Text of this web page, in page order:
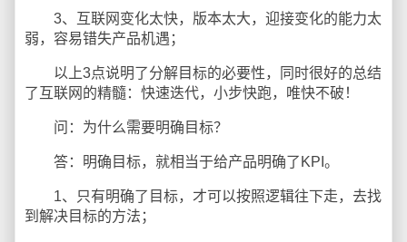
3、互联网变化太快，版本太大，迎接变化的能力太
弱，容易错失产品机遇；
以上3点说明了分解目标的必要性，同时很好的总结
了互联网的精髓：快速迭代，小步快跑，唯快不破！
问：为什么需要明确目标？
答：明确目标，就相当于给产品明确了KPI。
1、只有明确了目标，才可以按照逻辑往下走，去找
到解决目标的方法；